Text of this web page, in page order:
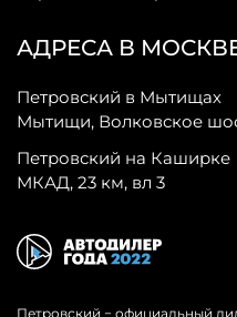
АДРЕСА В
Петровский в Мытищах
Мытищи, Волковское
Петровский на Каширке
МКАД, 23 км, вл 3
Петровский − официальный